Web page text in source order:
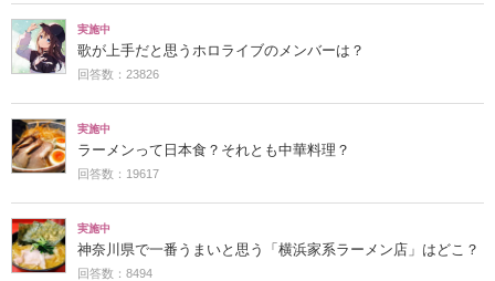
実施中
歌が上手だと思うホロライブのメンバーは？
回答数：23826
実施中
ラーメンって日本食？それとも中華料理？
回答数：19617
実施中
神奈川県で一番うまいと思う「横浜家系ラーメン店」はどこ？
回答数：8494